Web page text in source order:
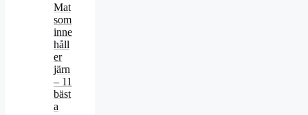
Mat
som
inne
håll
er
järn
– 11
bäst
a